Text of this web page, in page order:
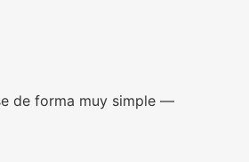
de forma muy simple —